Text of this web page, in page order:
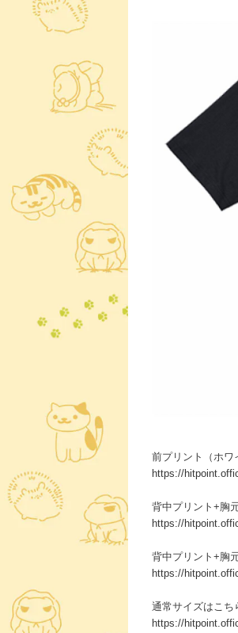
前プリント（ホ
https://
背中プリント+胸
https://
背中プリント+胸
https://
通常サイズはこ
https://